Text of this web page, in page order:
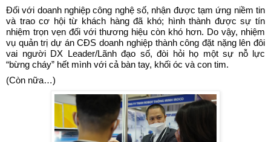
Đối với doanh nghiệp công nghệ số, nhận được tạm ứng niềm tin
và trao cơ hội từ khách hàng đã khó; hình thành được sự tín
nhiệm trọn vẹn đối với thương hiệu còn khó hơn. Do vậy, nhiệm
vụ quản trị dự án CĐS doanh nghiệp thành công đặt nặng lên đôi
vai người DX Leader/Lãnh đạo số, đòi hỏi họ một sự nỗ lực
“bừng cháy” hết mình với cả bàn tay, khối óc và con tim.
(Còn nữa…)